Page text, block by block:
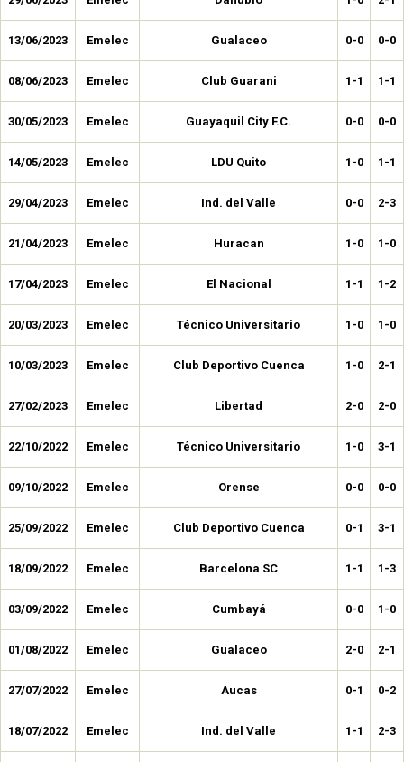
13/06/2023 Emelec Gualaceo 0-0 0-0
08/06/2023 Emelec Club Guarani 1-1 1-1
30/05/2023 Emelec Guayaquil City F.C. 0-0 0-0
14/05/2023 Emelec LDU Quito 1-0 1-1
29/04/2023 Emelec Ind. del Valle 0-0 2-3
21/04/2023 Emelec Huracan 1-0 1-0
17/04/2023 Emelec El Nacional 1-1 1-2
20/03/2023 Emelec Técnico Universitario 1-0 1-0
10/03/2023 Emelec Club Deportivo Cuenca 1-0 2-1
27/02/2023 Emelec Libertad 2-0 2-0
22/10/2022 Emelec Técnico Universitario 1-0 3-1
09/10/2022 Emelec Orense 0-0 0-0
25/09/2022 Emelec Club Deportivo Cuenca 0-1 3-1
18/09/2022 Emelec Barcelona SC 1-1 1-3
03/09/2022 Emelec Cumbayá 0-0 1-0
01/08/2022 Emelec Gualaceo 2-0 2-1
27/07/2022 Emelec Aucas 0-1 0-2
18/07/2022 Emelec Ind. del Valle 1-1 2-3